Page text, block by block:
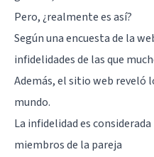
Pero, ¿realmente es así?
Según una encuesta de la
infidelidades de las que
Además, el sitio web reveló
mundo.
La infidelidad es
miembros de la pareja